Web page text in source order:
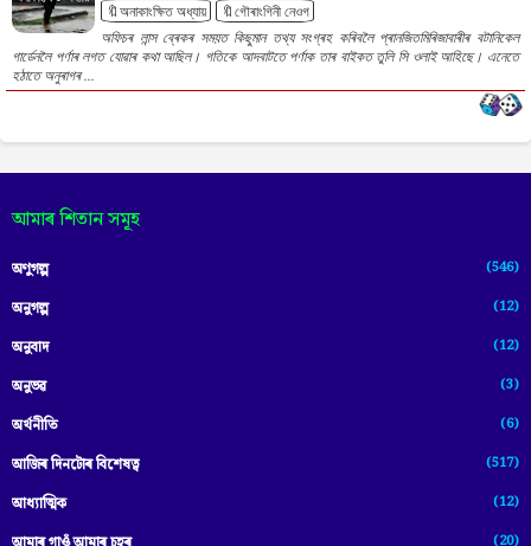
🔖অনাকাংক্ষিত অধ্যায়
🔖গৌৰাংগিনী নেওগ
অফিচৰ লান্স ব্ৰেকৰ সময়ত কিছুমান তথ্য সংগ্ৰহ কৰিবলৈ প্ৰানজিতমিৰিজাবাৰীৰ বটানিকেল
গাৰ্ডেনলৈ পৰ্ণাৰ লগত যোৱাৰ কথা আছিল। গতিকে আদবাটতে পৰ্ণাক তাৰ বাইকত তুলি সি ওলাই আহিছে। এনেতে
হঠাতে অনুৰাগৰ ...
আমাৰ শিতান সমূহ
অণুগল্প (546)
অনুগল্প (12)
অনুবাদ (12)
অনুভৱ (3)
অৰ্থনীতি (6)
আজিৰ দিনটোৰ বিশেষত্ব (517)
আধ্যাত্মিক (12)
(20)